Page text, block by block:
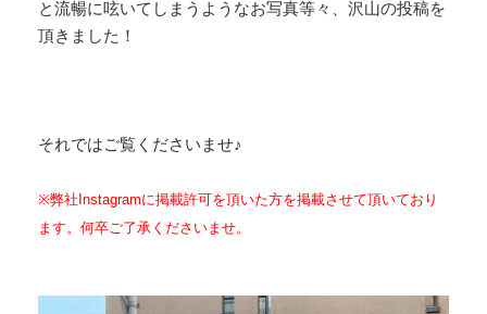
と流暢に呟いてしまうようなお写真等々、沢山の投稿を
頂きました！
それではご覧くださいませ♪
※弊社Instagramに掲載許可を頂いた方を掲載させて頂いており
ます。何卒ご了承くださいませ。